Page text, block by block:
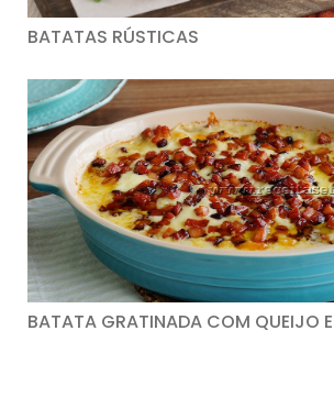
BATATAS RÚSTICAS
BATATA GRATINADA COM QUEIJO